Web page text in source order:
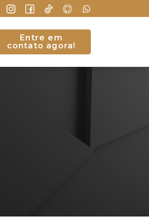
Entre em
contato agora!